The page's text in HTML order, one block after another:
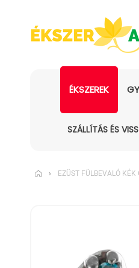
ÉKSZEREK
SZÁLLÍTÁS ÉS
› EZÜST FÜLBEVALÓ